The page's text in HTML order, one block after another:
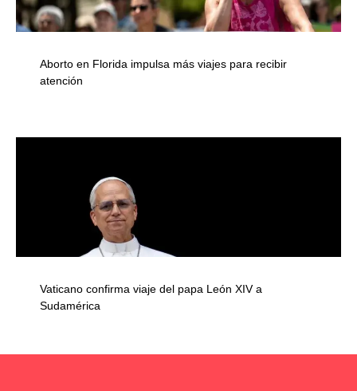
Aborto en Florida impulsa más viajes para recibir
atención
Vaticano confirma viaje del papa León XIV a
Sudamérica